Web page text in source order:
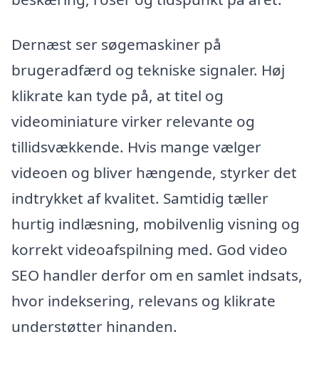
Dernæst ser søgemaskiner på
brugeradfærd og tekniske signaler. Høj
klikrate kan tyde på, at titel og
videominiature virker relevante og
tillidsvækkende. Hvis mange vælger
videoen og bliver hængende, styrker det
indtrykket af kvalitet. Samtidig tæller
hurtig indlæsning, mobilvenlig visning og
korrekt videoafspilning med. God video
SEO handler derfor om en samlet indsats,
hvor indeksering, relevans og klikrate
understøtter hinanden.